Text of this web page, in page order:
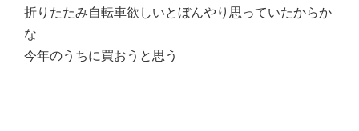
折りたたみ自転車欲しいとぼんやり思っていたからか
な
今年のうちに買おうと思う